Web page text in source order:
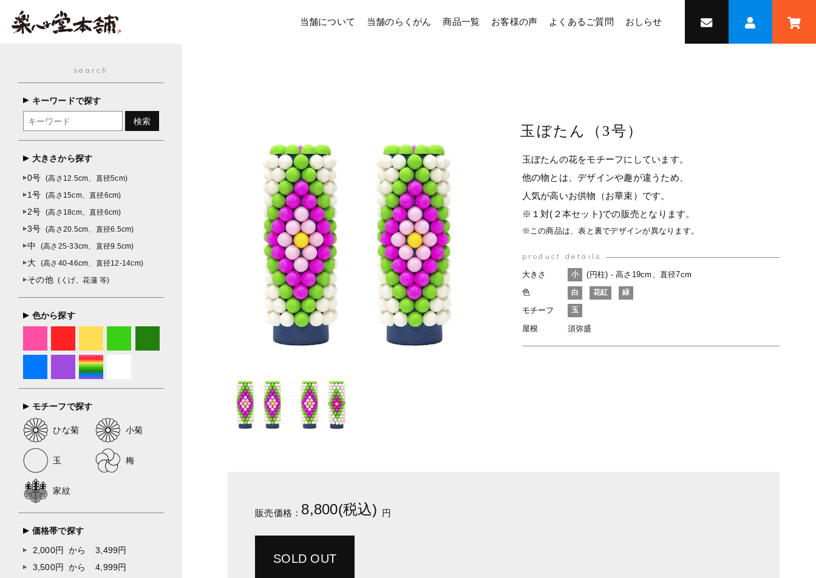
当舗について 当舗のらくがん 商品一覧 お客様の声 よくあるご質問 おしらせ
search
キーワードで探す
大きさから探す
0号 (高さ12.5cm、直径5cm)
1号 (高さ15cm、直径6cm)
2号 (高さ18cm、直径6cm)
3号 (高さ20.5cm、直径6.5cm)
中 (高さ25-33cm、直径9.5cm)
大 (高さ40-46cm、直径12-14cm)
その他 (くげ、花蓮 等)
色から探す
モチーフで探す
ひな菊 小菊
玉 梅
家紋
価格帯で探す
2,000円
から
3,499円
3,500円
から
4,999円
玉ぼたん（3号）
玉ぼたんの花をモチーフにしています。
他の物とは、デザインや趣が違うため、
人気が高いお供物（お華束）です。
※１対(２本セット)での販売となります。
※この商品は、表と裏でデザインが異なります。
product details
大きさ 小
(円柱) - 高さ19cm、直径7cm
色
白 花紅 緑
モチーフ 玉
屋根 須弥盛
販売価格： 8,800(税込) 円
SOLD OUT